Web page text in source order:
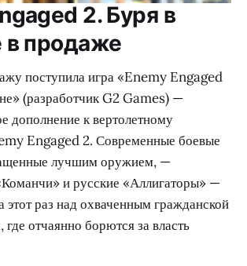
2. Буря в
в продаже
поступила игра «Enemy Engaged
(разработчик G2 Games) —
дополнение к вертолетному
Engaged 2. Современные боевые
лучшим оружием, —
и русские «Аллигаторы» —
этот раз над охваченным гражданской
отчаянно борются за власть